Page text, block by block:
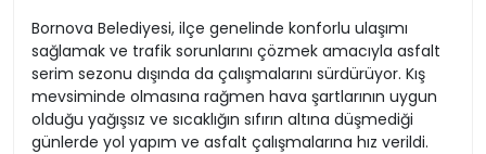
Bornova Belediyesi, ilçe genelinde konforlu ulaşımı
sağlamak ve trafik sorunlarını çözmek amacıyla asfalt
serim sezonu dışında da çalışmalarını sürdürüyor. Kış
mevsiminde olmasına rağmen hava şartlarının uygun
olduğu yağışsız ve sıcaklığın sıfırın altına düşmediği
günlerde yol yapım ve asfalt çalışmalarına hız verildi.